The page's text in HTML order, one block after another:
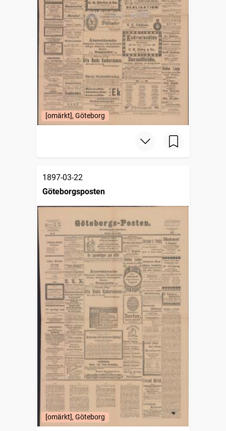
[omärkt], Göteborg
1897-03-22
Göteborgsposten
[omärkt], Göteborg